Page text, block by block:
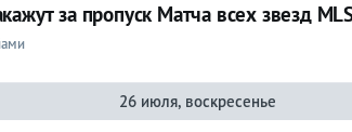
за пропуск Матча всех звезд
26 июля, воскресенье